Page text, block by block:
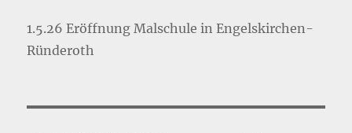
1.5.26 Eröffnung Malschule in Engelskirchen-
Ründeroth